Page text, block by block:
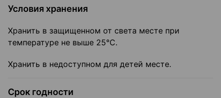
Условия хранения
Хранить в защищенном от света месте при
температуре не выше 25°С.
Хранить в недоступном для детей месте.
Срок годности